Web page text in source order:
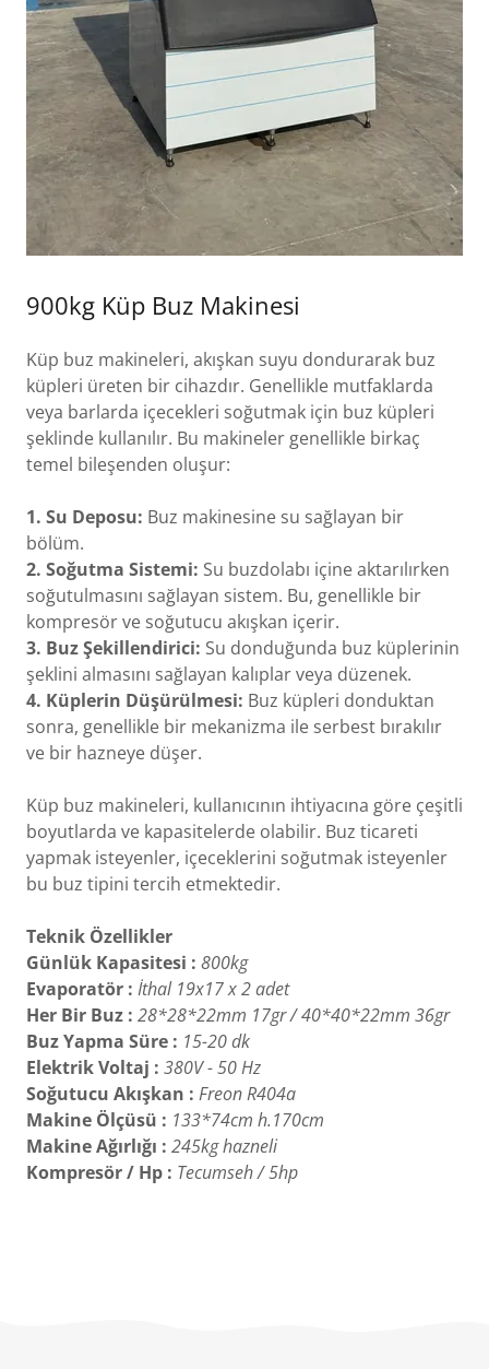
900kg Küp Buz Makinesi
Küp buz makineleri, akışkan suyu dondurarak buz
küpleri üreten bir cihazdır. Genellikle mutfaklarda
veya barlarda içecekleri soğutmak için buz küpleri
şeklinde kullanılır. Bu makineler genellikle birkaç
temel bileşenden oluşur:
1. Su Deposu: Buz makinesine su sağlayan bir
bölüm.
2. Soğutma Sistemi: Su buzdolabı içine aktarılırken
soğutulmasını sağlayan sistem. Bu, genellikle bir
kompresör ve soğutucu akışkan içerir.
3. Buz Şekillendirici: Su donduğunda buz küplerinin
şeklini almasını sağlayan kalıplar veya düzenek.
4. Küplerin Düşürülmesi: Buz küpleri donduktan
sonra, genellikle bir mekanizma ile serbest bırakılır
ve bir hazneye düşer.
Küp buz makineleri, kullanıcının ihtiyacına göre çeşitli
boyutlarda ve kapasitelerde olabilir. Buz ticareti
yapmak isteyenler, içeceklerini soğutmak isteyenler
bu buz tipini tercih etmektedir.
Teknik Özellikler
Günlük Kapasitesi : 800kg
Evaporatör : İthal 19x17 x 2 adet
Her Bir Buz : 28*28*22mm 17gr / 40*40*22mm 36gr
Buz Yapma Süre : 15-20 dk
Elektrik Voltaj : 380V - 50 Hz
Soğutucu Akışkan : Freon R404a
Makine Ölçüsü : 133*74cm h.170cm
Makine Ağırlığı : 245kg hazneli
Kompresör / Hp : Tecumseh / 5hp